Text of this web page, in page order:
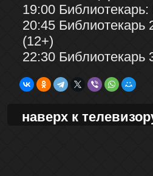
19:00
20:45
(12+)
22:30 Библиотекарь
наверх к